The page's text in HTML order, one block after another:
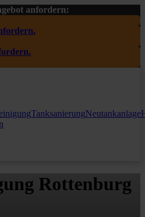
anfordern:
TanksanierungNeutankanlage
Rottenburg